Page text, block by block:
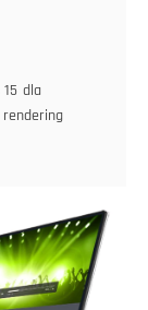
dla
rendering